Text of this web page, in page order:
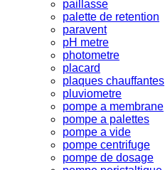
paillasse
palette de retention
paravent
pH metre
photometre
placard
plaques chauffantes
pluviometre
pompe a membrane
pompe a palettes
pompe a vide
pompe centrifuge
pompe de dosage